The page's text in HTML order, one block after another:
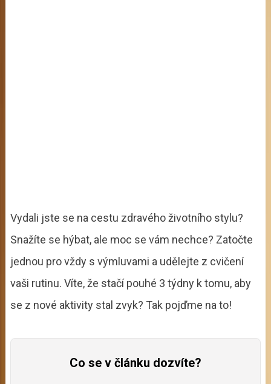
Vydali jste se na cestu zdravého životního stylu?
Snažíte se hýbat, ale moc se vám nechce? Zatočte
jednou pro vždy s výmluvami a udělejte z cvičení
vaši rutinu. Víte, že stačí pouhé 3 týdny k tomu, aby
se z nové aktivity stal zvyk? Tak pojďme na to!
Co se v článku dozvíte?